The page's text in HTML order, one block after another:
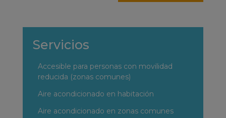
Servicios
Accesible para personas con movilidad
reducida (zonas comunes)
Aire acondicionado en habitación
Aire acondicionado en zonas comunes